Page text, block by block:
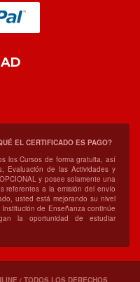
EL CERTIFICADO ES PAGO?
los Cursos de forma gratuita, así
Evaluación de las Actividades y
y posee solamente una
referentes a la emisión del envío
usted está mejorando su nivel
de Enseñanza continúe
la oportunidad de estudiar
/ TODOS LOS DERECHOS